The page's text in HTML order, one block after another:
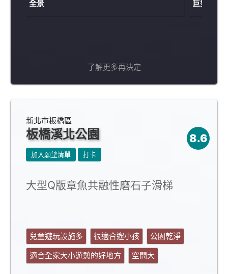
全景 巨型攀爬
了解更多再決定
新北市板橋區
板橋溪北公園 8.6
加入願望清單 打卡
大型Q版章魚共融性磨石子滑梯
兒童遊玩設施多 很適合遛小孩
公園乾淨
適合全家大小遊憩的好地方
空間大